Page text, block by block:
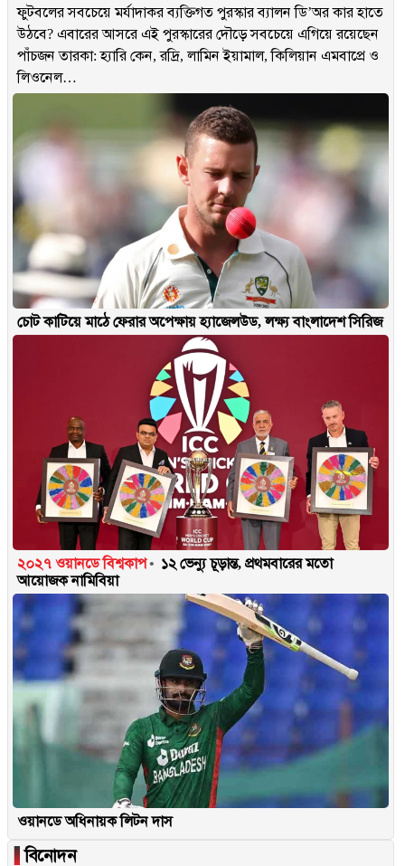
ফুটবলের সবচেয়ে মর্যাদাকর ব্যক্তিগত পুরস্কার ব্যালন ডি’অর কার হাতে
উঠবে? এবারের আসরে এই পুরস্কারের দৌড়ে সবচেয়ে এগিয়ে রয়েছেন
পাঁচজন তারকা: হ্যারি কেন, রদ্রি, লামিন ইয়ামাল, কিলিয়ান এমবাপ্রে ও
লিওনেল…
চোট কাটিয়ে মাঠে ফেরার অপেক্ষায় হ্যাজেলউড, লক্ষ্য বাংলাদেশ সিরিজ
২০২৭ ওয়ানডে বিশ্বকাপ
১২ ভেন্যু চূড়ান্ত, প্রথমবারের মতো
আয়োজক নামিবিয়া
ওয়ানডে অধিনায়ক লিটন দাস
▐বিনোদন